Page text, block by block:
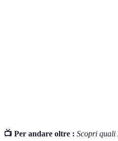
📺 Per andare oltre : Scopri quali